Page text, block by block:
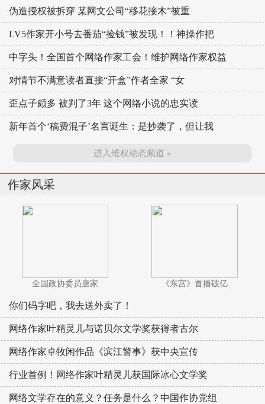
伪造授权被拆穿 某网文公司“移花接木”被重
LV5作家开小号去番茄“捡钱”被发现！！神操作把
中字头！全国首个网络作家工会！维护网络作家权益
对情节不满意读者直接“开盒”作者全家 “女
歪点子颇多 被判了3年 这个网络小说的忠实读
新年首个‘稿费混子’名言诞生：是抄袭了，但让我
进入维权动态频道 »
作家风采
全国政协委员唐家 《东宫》首播破亿
你们码字吧，我去送外卖了！
网络作家叶精灵儿与诺贝尔文学奖获得者古尔
网络作家卓牧闲作品《滨江警事》获中央宣传
行业首例！网络作家叶精灵儿获国际冰心文学奖
网络文学存在的意义？任务是什么？中国作协党组